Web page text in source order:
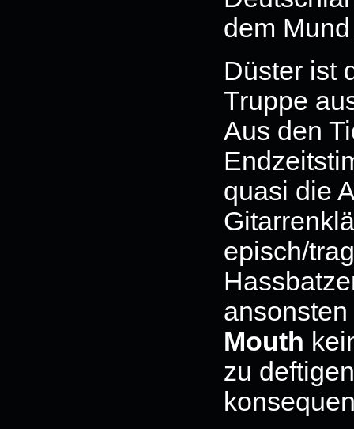
dem
Düster ist
Truppe
Aus den
quasi die
episch/
Mouth
zu